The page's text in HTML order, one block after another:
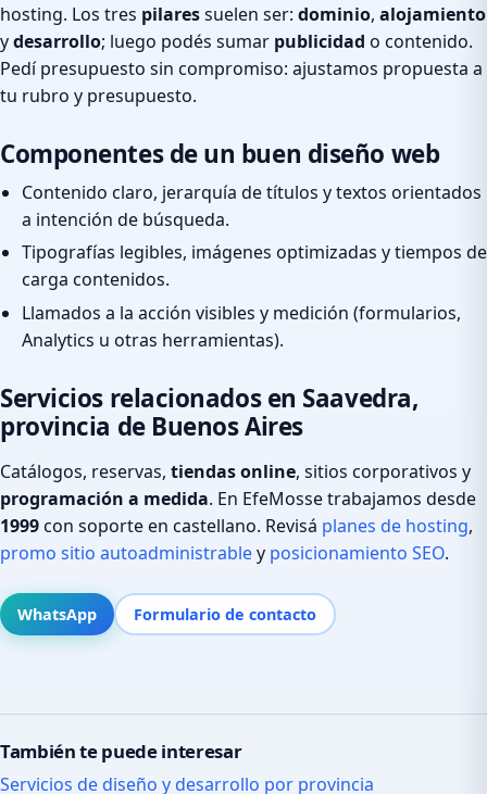
hosting. Los tres pilaressuelen ser: dominio, alojamiento
ydesarrollo; luego podés sumar publicidad o contenido.
Pedí presupuesto sin compromiso: ajustamos propuesta a
tu rubro y presupuesto.
Componentes de un buen diseño web
Contenido claro, jerarquía de títulos y textos orientados
a intención de búsqueda.
Tipografías legibles, imágenes optimizadas y tiempos de
carga contenidos.
Llamados a la acción visibles y medición (formularios,
Analytics u otras herramientas).
Servicios relacionados en Saavedra,
provincia de Buenos Aires
Catálogos, reservas, tiendas online, sitios corporativos y
programación a medida. En EfeMosse trabajamos desde
1999con soporte en castellano. Revisá planes de hosting,
promo sitio autoadministrabley posicionamiento SEO.
WhatsApp Formulario de contacto
También te puede interesar
Servicios de diseño y desarrollo por provincia